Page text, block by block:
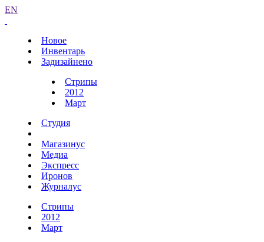
EN
Новое
Инвентарь
Задизайнено
Стрипы
2012
Март
Студия
Магазинус
Медиа
Экспресс
Иронов
Журналус
Стрипы
2012
Март